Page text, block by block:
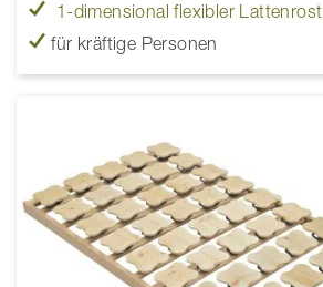
1-dimensional flexibler Lattenrost
für kräftige Personen